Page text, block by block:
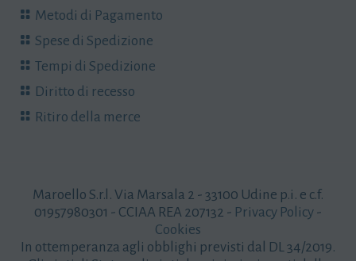
Metodi di Pagamento
Spese di Spedizione
Tempi di Spedizione
Diritto di recesso
Ritiro della merce
Maroello S.r.l. Via Marsala 2 - 33100 Udine p.i. e c.f.
01957980301 - CCIAA REA 207132 - Privacy Policy -
Cookies
In ottemperanza agli obblighi previsti dal DL 34/2019.